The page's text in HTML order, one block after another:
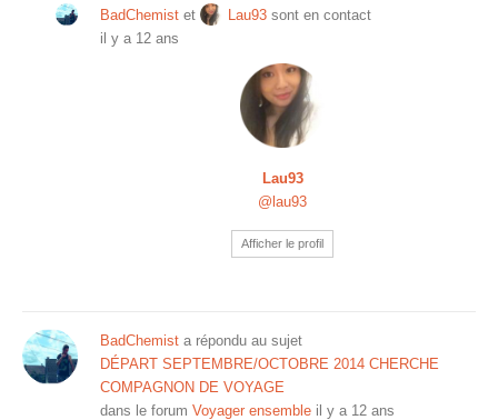
BadChemist et Lau93 sont en contact
il y a 12 ans
Lau93
@lau93
Afficher le profil
BadChemist a répondu au sujet
DÉPART SEPTEMBRE/OCTOBRE 2014 CHERCHE
COMPAGNON DE VOYAGE
dans le forum Voyager ensemble il y a 12 ans